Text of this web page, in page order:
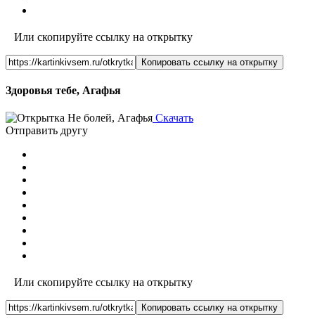
Или скопируйте ссылку на открытку
Копировать ссылку на открытку
Здоровья тебе, Агафья
Скачать
Отправить другу
Или скопируйте ссылку на открытку
Копировать ссылку на открытку